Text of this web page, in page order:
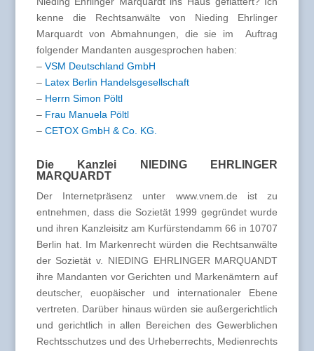
kenne die Rechtsanwälte von Nieding Ehrlinger
Marquardt von Abmahnungen, die sie im Auftrag
folgender Mandanten ausgesprochen haben:
– VSM Deutschland GmbH
– Latex Berlin Handelsgesellschaft
– Herrn Simon Pöltl
– Frau Manuela Pöltl
– CETOX GmbH & Co. KG.
Die Kanzlei NIEDING EHRLINGER
MARQUARDT
Der Internetpräsenz unter www.vnem.de ist zu
entnehmen, dass die Sozietät 1999 gegründet wurde
und ihren Kanzleisitz am Kurfürstendamm 66 in 10707
Berlin hat. Im Markenrecht würden die Rechtsanwälte
der Sozietät v. NIEDING EHRLINGER MARQUANDT
ihre Mandanten vor Gerichten und Markenämtern auf
deutscher, euopäischer und internationaler Ebene
vertreten. Darüber hinaus würden sie außergerichtlich
und gerichtlich in allen Bereichen des Gewerblichen
Rechtsschutzes und des Urheberrechts, Medienrechts